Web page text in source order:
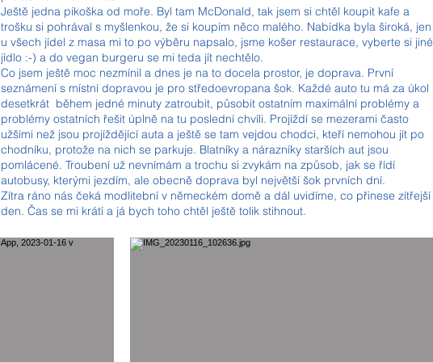
Ještě jedna pikoška od moře. Byl tam McDonald, tak jsem si chtěl koupit kafe a
trošku si pohrával s myšlenkou, že si koupím něco malého. Nabídka byla široká, jen
u všech jídel z masa mi to po výběru napsalo, jsme košer restaurace, vyberte si jiné
jídlo :-) a do vegan burgeru se mi teda jít nechtělo.
Co jsem ještě moc nezmínil a dnes je na to docela prostor, je doprava. První
seznámení s místní dopravou je pro středoevropana šok. Každé auto tu má za úkol
desetkrát během jedné minuty zatroubit, působit ostatním maximální problémy a
problémy ostatních řešit úplně na tu poslední chvíli. Projíždí se mezerami často
užšími než jsou projíždějící auta a ještě se tam vejdou chodci, kteří nemohou jít po
chodníku, protože na nich se parkuje. Blatníky a nárazníky starších aut jsou
pomlácené. Troubení už nevnímám a trochu si zvykám na způsob, jak se řídí
autobusy, kterými jezdím, ale obecně doprava byl největší šok prvních dní.
Zítra ráno nás čeká modlitební v německém domě a dál uvidíme, co přinese zítřejší
den. Čas se mi krátí a já bych toho chtěl ještě tolik stihnout.